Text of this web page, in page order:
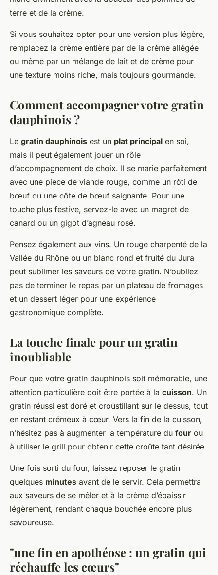
terre et de la crème.
Si vous souhaitez opter pour une version plus légère,
remplacez la crème entière par de la crème allégée
ou même par un mélange de lait et de crème pour
une texture moins riche, mais toujours gourmande.
Comment accompagner votre gratin
dauphinois ?
Le gratin dauphinois est un plat principal en soi,
mais il peut également jouer un rôle
d’accompagnement de choix. Il se marie parfaitement
avec une pièce de viande rouge, comme un rôti de
bœuf ou une côte de bœuf saignante. Pour une
touche plus festive, servez-le avec un magret de
canard ou un gigot d’agneau rosé.
Pensez également aux vins. Un rouge charpenté de la
Vallée du Rhône ou un blanc rond et fruité du Jura
peut sublimer les saveurs de votre gratin. N’oubliez
pas de terminer le repas par un plateau de fromages
et un dessert léger pour une expérience
gastronomique complète.
La touche finale pour un gratin
inoubliable
Pour que votre gratin dauphinois soit mémorable, une
attention particulière doit être portée à la cuisson. Un
gratin réussi est doré et croustillant sur le dessus, tout
en restant crémeux à cœur. Vers la fin de la cuisson,
n’hésitez pas à augmenter la température du four ou
à utiliser le grill pour obtenir cette croûte tant désirée.
Une fois sorti du four, laissez reposer le gratin
quelques minutes avant de le servir. Cela permettra
aux saveurs de se mêler et à la crème d’épaissir
légèrement, rendant chaque bouchée encore plus
savoureuse.
"une fin en apothéose : un gratin qui
réchauffe les cœurs"